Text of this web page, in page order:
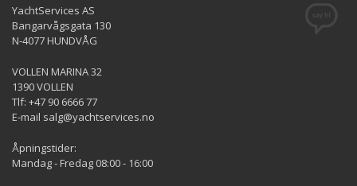
YachtServices AS
Bangarvågsgata 130
N-4077 HUNDVÅG
VOLLEN MARINA 32
1390 VOLLEN
Tlf: +47 90 6666 77
E-mail salg@yachtservices.no
Åpningstider:
Mandag - Fredag 08:00 - 16:00